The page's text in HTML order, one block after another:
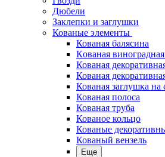
Дюбели
Заклепки и заглушки
Кованые элементы
Кованая балясина
Кованая виноградная
Кованая
Кованая
Кованая заглушка на
Кованая полоса
Кованая труба
Кованое кольцо
Кованые
Кованый вензель
Еще